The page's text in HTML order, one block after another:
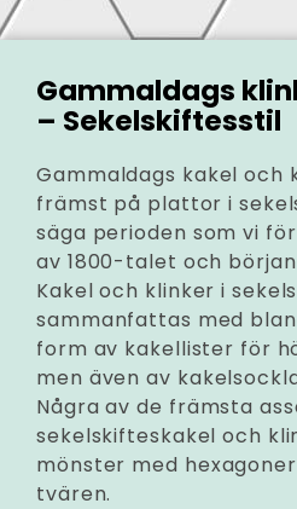
Gammaldags
– Sekelskiftesstil
Gammaldags kakel och
främst på plattor i
säga perioden som vi
av 1800-talet och
Kakel och klinker i
sammanfattas med
form av kakellister för
men även av
Några av de främsta
sekelskifteskakel och
mönster med
tvären.